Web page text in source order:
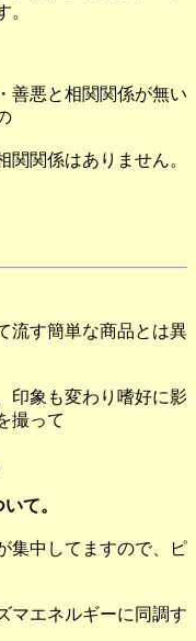
。
善悪と相関関係が無い
関係はありません。
流す簡単な商品とは異
印象も変わり嗜好に影
撮って
て。
集中してますので、ピ
マエネルギーに同調す